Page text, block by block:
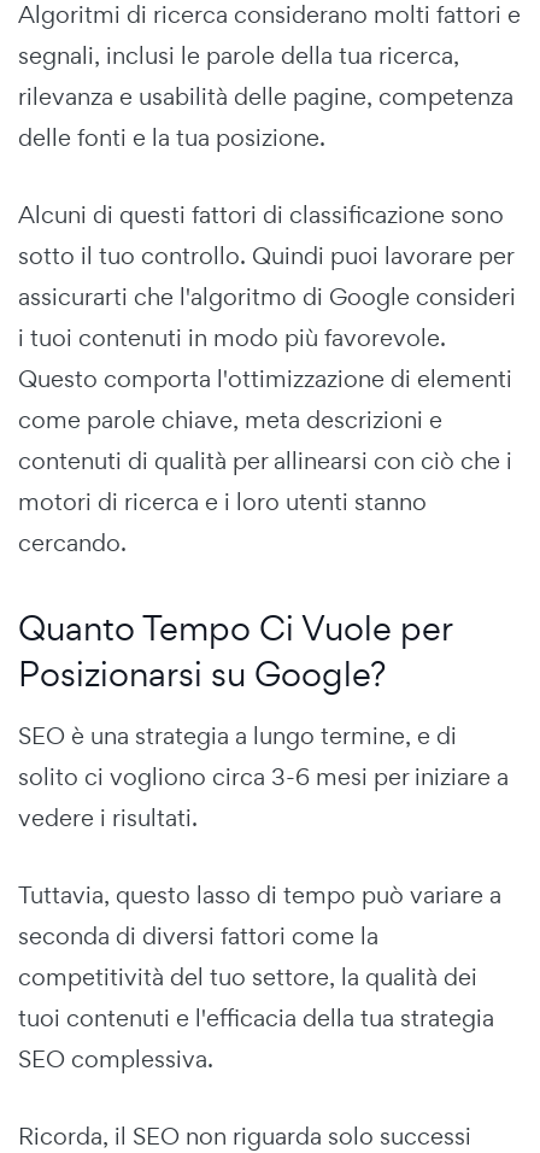
Algoritmi di ricerca considerano molti fattori e
segnali, inclusi le parole della tua ricerca,
rilevanza e usabilità delle pagine, competenza
delle fonti e la tua posizione.
Alcuni di questi fattori di classificazione sono
sotto il tuo controllo. Quindi puoi lavorare per
assicurarti che l'algoritmo di Google consideri
i tuoi contenuti in modo più favorevole.
Questo comporta l'ottimizzazione di elementi
come parole chiave, meta descrizioni e
contenuti di qualità per allinearsi con ciò che i
motori di ricerca e i loro utenti stanno
cercando.
Quanto Tempo Ci Vuole per
Posizionarsi su Google?
SEO è una strategia a lungo termine, e di
solito ci vogliono circa 3-6 mesi per iniziare a
vedere i risultati.
Tuttavia, questo lasso di tempo può variare a
seconda di diversi fattori come la
competitività del tuo settore, la qualità dei
tuoi contenuti e l'efficacia della tua strategia
SEO complessiva.
Ricorda, il SEO non riguarda solo successi